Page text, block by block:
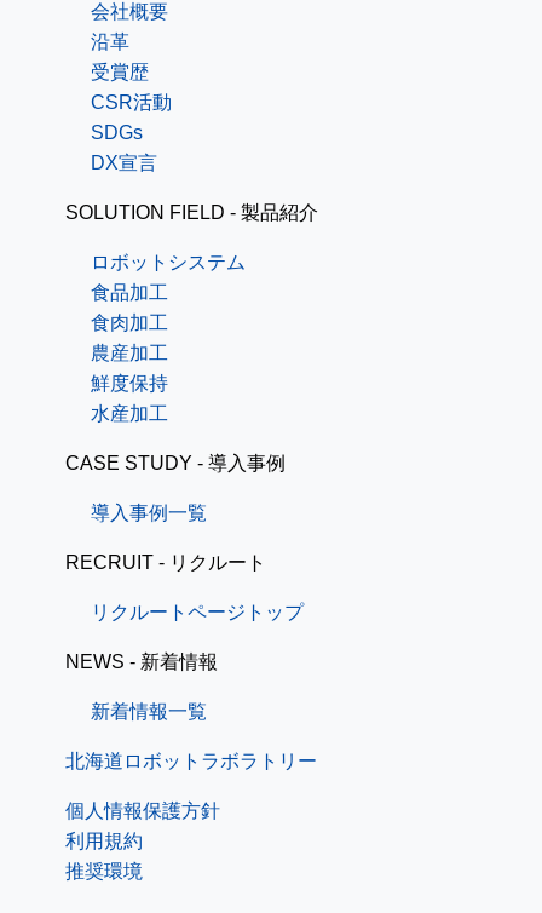
会社概要
沿革
受賞歴
CSR活動
SDGs
DX宣言
SOLUTION FIELD - 製品紹介
ロボットシステム
食品加工
食肉加工
農産加工
鮮度保持
水産加工
CASE STUDY - 導入事例
導入事例一覧
RECRUIT - リクルート
リクルートページトップ
NEWS - 新着情報
新着情報一覧
北海道ロボットラボラトリー
個人情報保護方針
利用規約
推奨環境